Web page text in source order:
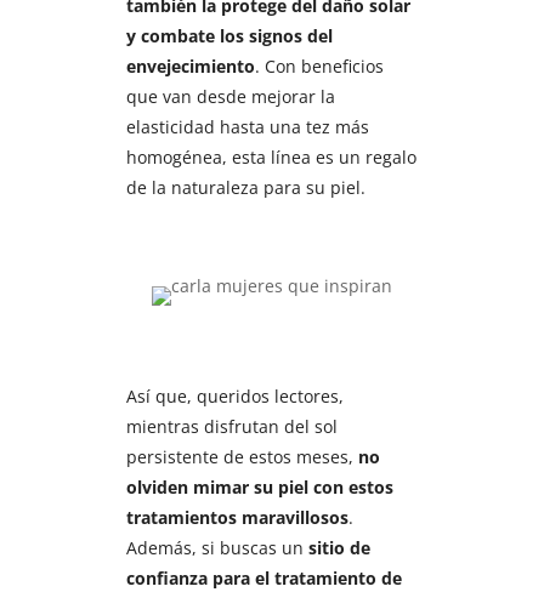
también la protege del daño solar
y combate los signos del
envejecimiento. Con beneficios
que van desde mejorar la
elasticidad hasta una tez más
homogénea, esta línea es un regalo
de la naturaleza para su piel.
Así que, queridos lectores,
mientras disfrutan del sol
persistente de estos meses, no
olviden mimar su piel con estos
tratamientos maravillosos.
Además, si buscas un sitio de
confianza para el tratamiento de